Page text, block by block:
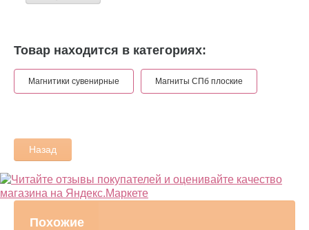
Товар находится в категориях:
Магнитики сувенирные Магниты СПб плоские
Назад
Похожие